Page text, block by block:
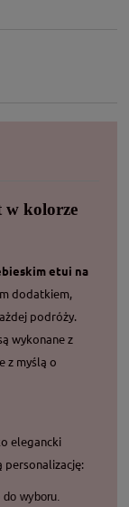
w kolorze
etui na
dodatkiem,
podróży.
wykonane z
z myślą o
elegancki
personalizację:
wyboru.